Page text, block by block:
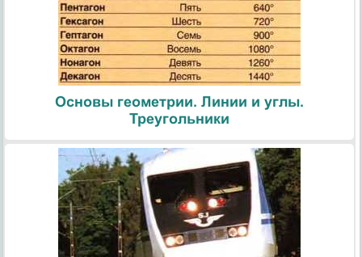
Основы геометрии. Линии и углы.
Треугольники